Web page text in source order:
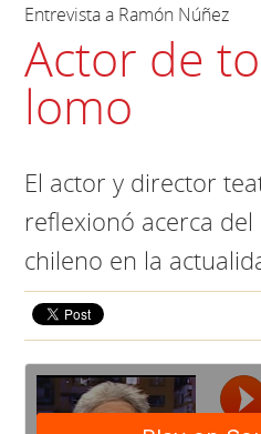
Entrevista a Ramón Núñez
Actor de
lomo
El actor y director
reflexionó acerca
chileno en la